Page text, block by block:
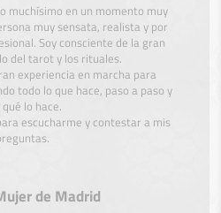
muchísimo en un momento muy
muy sensata, realista y por
Soy consciente de la gran
del tarot y los rituales.
experiencia en marcha para
todo lo que hace, paso a paso y
lo hace.
escucharme y contestar a mis
de Madrid